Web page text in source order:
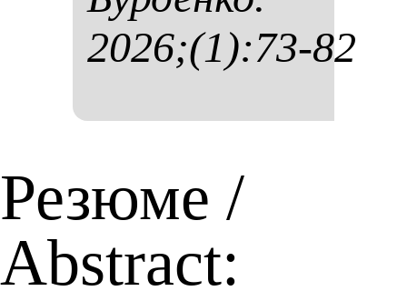
2026;(1):73-82
Резюме /
Abstract: